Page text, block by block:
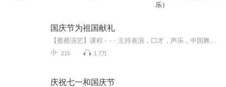
乐）
国庆节为祖国献礼
215 1.7万
庆祝七一和国庆节